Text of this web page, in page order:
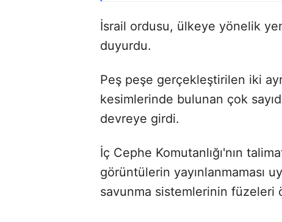
İsrail ordusu, ülkeye yönelik
duyurdu.
Peş peşe gerçekleştirilen iki
kesimlerinde bulunan çok
devreye girdi.
İç Cephe Komutanlığı'nın
görüntülerin yayınlanmaması
savunma sistemlerinin füzeleri